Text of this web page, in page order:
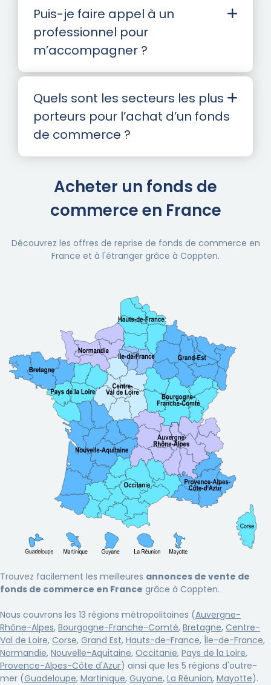
Puis-je faire appel à un
professionnel pour
m’accompagner ?
Quels sont les secteurs les plus
porteurs pour l’achat d’un fonds
de commerce ?
Acheter un fonds de
commerce en France
Découvrez les offres de reprise de fonds de commerce en
France et à l'étranger grâce à Coppten.
Trouvez facilement les meilleures annonces de vente de
fonds de commerce en France grâce à Coppten.
Nous couvrons les 13 régions métropolitaines (Auvergne-
Rhône-Alpes, Bourgogne-Franche-Comté, Bretagne, Centre-
Val de Loire, Corse, Grand Est, Hauts-de-France, Île-de-France,
Normandie, Nouvelle-Aquitaine, Occitanie, Pays de la Loire,
Provence-Alpes-Côte d'Azur) ainsi que les 5 régions d'outre-
mer (Guadeloupe, Martinique, Guyane, La Réunion, Mayotte).